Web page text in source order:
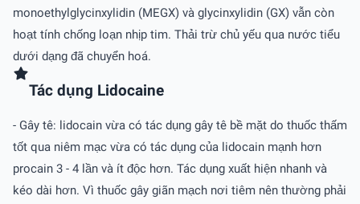
monoethylglycinxylidin (MEGX) và glycinxylidin (GX) vẫn còn
hoạt tính chống loạn nhịp tim. Thải trừ chủ yếu qua nước tiểu
dưới dạng đã chuyển hoá.
Tác dụng Lidocaine
- Gây tê: lidocain vừa có tác dụng gây tê bề mặt do thuốc thấm
tốt qua niêm mạc vừa có tác dụng của lidocain mạnh hơn
procain 3 - 4 lần và ít độc hơn. Tác dụng xuất hiện nhanh và
kéo dài hơn. Vì thuốc gây giãn mạch nơi tiêm nên thường phải